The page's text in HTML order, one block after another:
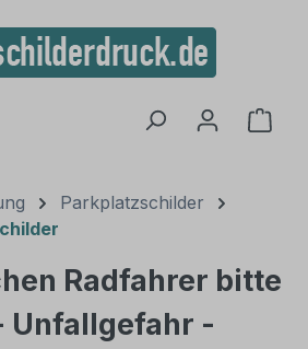
Parkplatzschilder
Radfahrer bitte
Unfallgefahr -